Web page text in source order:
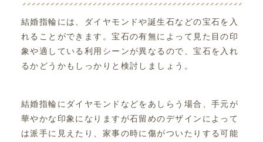
結婚指輪には、ダイヤモンドや誕生石などの宝石を入
れることができます。宝石の有無によって見た目の印
象や適している利用シーンが異なるので、宝石を入れ
るかどうかもしっかりと検討しましょう。
結婚指輪にダイヤモンドなどをあしらう場合、手元が
華やかな印象になりますが石留めのデザインによって
は派手に見えたり、家事の時に傷がついたりする可能